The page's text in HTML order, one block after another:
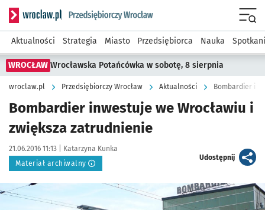
Serwis informacyjny wroclaw.pl podserwis: Strategia
Aktualności Strategia Miasto Przedsiębiorca Nauka
WROCŁAW Wrocławska Potańcówka w sobotę, 8 sierpnia
wroclaw.pl Przedsiębiorczy Wrocław Aktualności Bombardier
Bombardier inwestuje we Wrocławiu i
zwiększa zatrudnienie
Data publikacji:
21.06.2016 11:13 | Autor:
Katarzyna Kunka
Materiał archiwalny
Udostępnijartykuł
Kliknij, aby powiększyć